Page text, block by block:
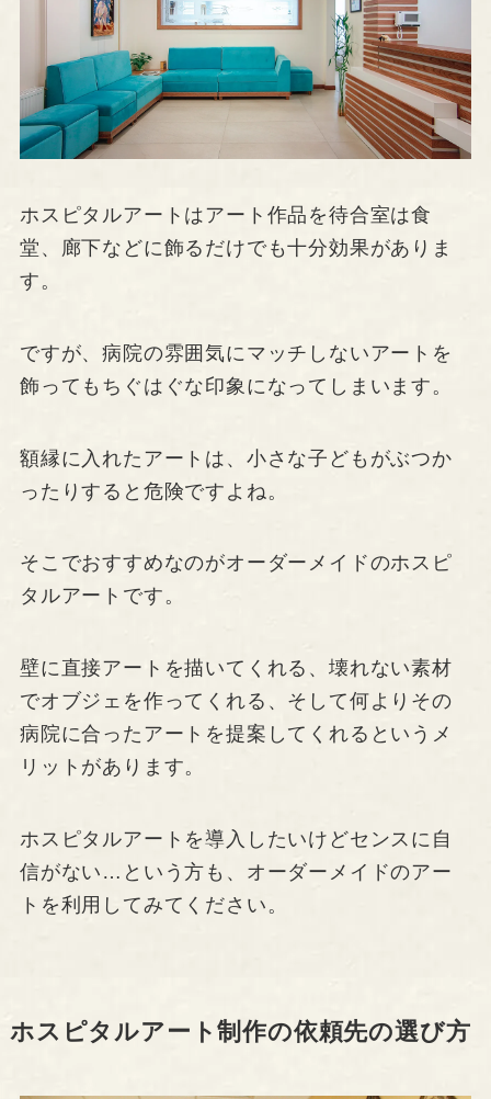
ホスピタルアートはアート作品を待合室は食
堂、廊下などに飾るだけでも十分効果がありま
す。
ですが、病院の雰囲気にマッチしないアートを
飾ってもちぐはぐな印象になってしまいます。
額縁に入れたアートは、小さな子どもがぶつか
ったりすると危険ですよね。
そこでおすすめなのがオーダーメイドのホスピ
タルアートです。
壁に直接アートを描いてくれる、壊れない素材
でオブジェを作ってくれる、そして何よりその
病院に合ったアートを提案してくれるというメ
リットがあります。
ホスピタルアートを導入したいけどセンスに自
信がない…という方も、オーダーメイドのアー
トを利用してみてください。
ホスピタルアート制作の依頼先の選び方